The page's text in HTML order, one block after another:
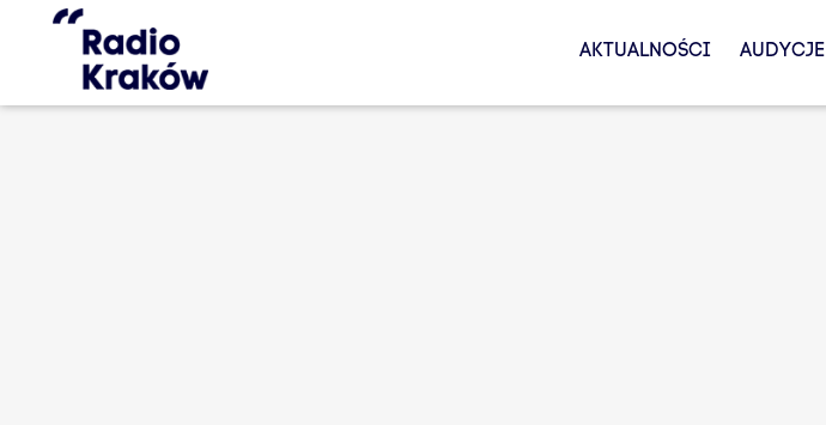
AKTUALNOŚCI AUDYCJE